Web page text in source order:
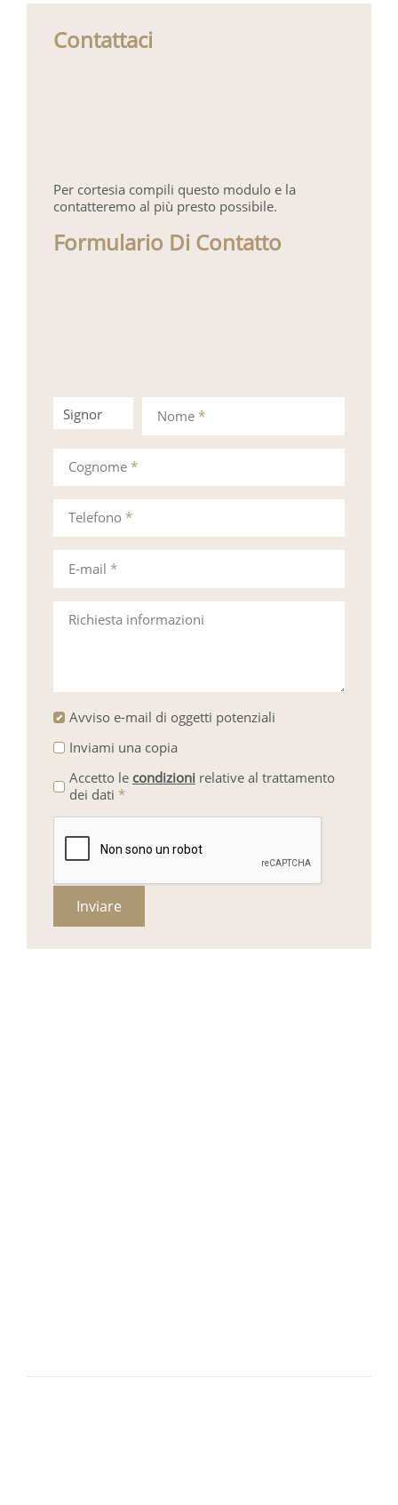
Contattaci
Per cortesia compili questo modulo e la
contatteremo al più presto possibile.
Formulario Di Contatto
Signor Signora
Nome *
Telefono *
Richiesta informazioni
Cognome *
E-mail *
Avviso e-mail di oggetti potenziali
Inviami una copia
Accetto le condizionirelative al trattamento
dei dati *
Inviare